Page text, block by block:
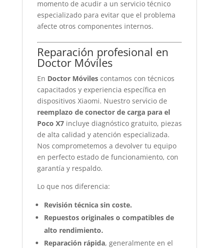
momento de acudir a un servicio técnico
especializado para evitar que el problema
afecte otros componentes internos.
Reparación profesional en
Doctor Móviles
En Doctor Móvilescontamos con técnicos
capacitados y experiencia específica en
dispositivos Xiaomi. Nuestro servicio de
reemplazo de conector de carga para el
Poco X7incluye diagnóstico gratuito, piezas
de alta calidad y atención especializada.
Nos comprometemos a devolver tu equipo
en perfecto estado de funcionamiento, con
garantía y respaldo.
Lo que nos diferencia:
Revisión técnica sin coste.
Repuestos originales o compatibles de
alto rendimiento.
Reparación rápida, generalmente en el